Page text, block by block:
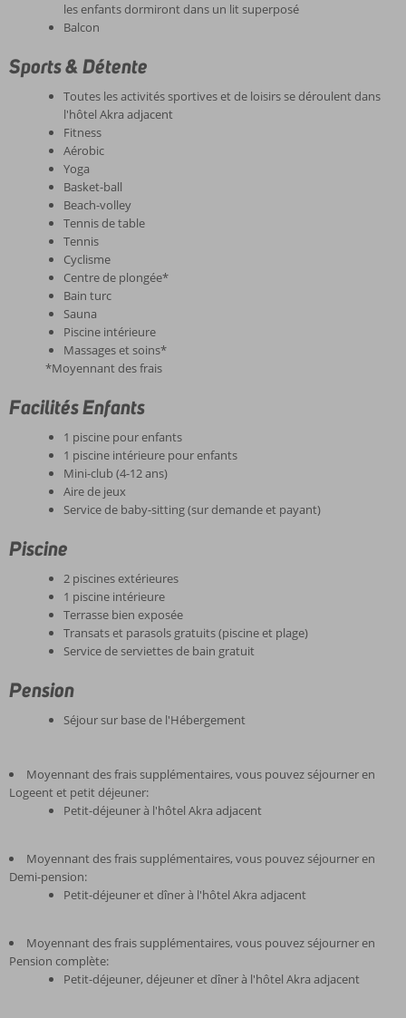
les enfants dormiront dans un lit superposé
Balcon
Sports & Détente
Toutes les activités sportives et de loisirs se déroulent dans
l'hôtel Akra adjacent
Fitness
Aérobic
Yoga
Basket-ball
Beach-volley
Tennis de table
Tennis
Cyclisme
Centre de plongée*
Bain turc
Sauna
Piscine intérieure
Massages et soins*
*Moyennant des frais
Facilités Enfants
1 piscine pour enfants
1 piscine intérieure pour enfants
Mini-club (4-12 ans)
Aire de jeux
Service de baby-sitting (sur demande et payant)
Piscine
2 piscines extérieures
1 piscine intérieure
Terrasse bien exposée
Transats et parasols gratuits (piscine et plage)
Service de serviettes de bain gratuit
Pension
Séjour sur base de l'Hébergement
Moyennant des frais supplémentaires, vous pouvez séjourner en
Logeent et petit déjeuner:
Petit-déjeuner à l'hôtel Akra adjacent
Moyennant des frais supplémentaires, vous pouvez séjourner en
Demi-pension:
Petit-déjeuner et dîner à l'hôtel Akra adjacent
Moyennant des frais supplémentaires, vous pouvez séjourner en
Pension complète:
Petit-déjeuner, déjeuner et dîner à l'hôtel Akra adjacent